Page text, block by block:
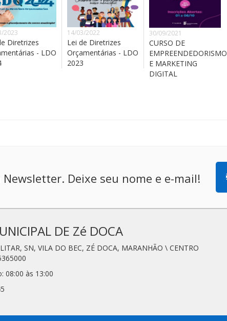
2023
Diretrizes
- LDO
14/03/2022
Lei de Diretrizes
Orçamentárias - LDO
2023
30/09/2021
CURSO DE
EMPREENDEDORISMO
E MARKETING
DIGITAL
Newsletter. Deixe seu nome e e-mail!
DE Zé DOCA
SN, VILA DO BEC, ZÉ DOCA, MARANHÃO \ CENTRO
08:00 às 13:00